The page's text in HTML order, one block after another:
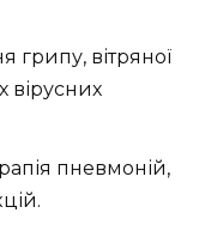
грипу, вітряної
вірусних
пневмоній,